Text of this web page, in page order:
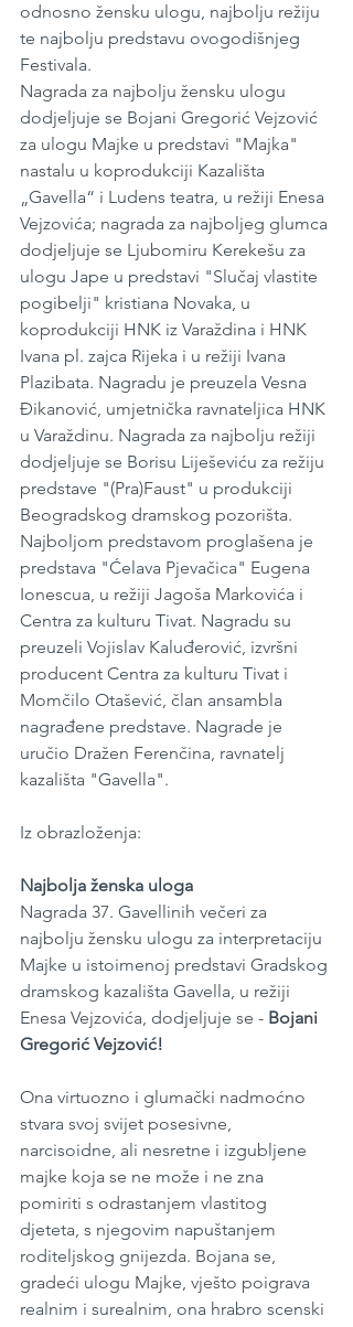
odnosno žensku ulogu, najbolju režiju
te najbolju predstavu ovogodišnjeg
Festivala.
Nagrada za najbolju žensku ulogu
dodjeljuje se Bojani Gregorić Vejzović
za ulogu Majke u predstavi "Majka"
nastalu u koprodukciji Kazališta
„Gavella“ i Ludens teatra, u režiji Enesa
Vejzovića; nagrada za najboljeg glumca
dodjeljuje se Ljubomiru Kerekešu za
ulogu Jape u predstavi "Slučaj vlastite
pogibelji" kristiana Novaka, u
koprodukciji HNK iz Varaždina i HNK
Ivana pl. zajca Rijeka i u režiji Ivana
Plazibata. Nagradu je preuzela Vesna
Đikanović, umjetnička ravnateljica HNK
u Varaždinu. Nagrada za najbolju režiji
dodjeljuje se Borisu Liješeviću za režiju
predstave "(Pra)Faust" u produkciji
Beogradskog dramskog pozorišta.
Najboljom predstavom proglašena je
predstava "Ćelava Pjevačica" Eugena
Ionescua, u režiji Jagoša Markovića i
Centra za kulturu Tivat. Nagradu su
preuzeli Vojislav Kaluđerović, izvršni
producent Centra za kulturu Tivat i
Momčilo Otašević, član ansambla
nagrađene predstave. Nagrade je
uručio Dražen Ferenčina, ravnatelj
kazališta "Gavella".
Iz obrazloženja:
Najbolja ženska uloga
Nagrada 37. Gavellinih večeri za
najbolju žensku ulogu za interpretaciju
Majke u istoimenoj predstavi Gradskog
dramskog kazališta Gavella, u režiji
Enesa Vejzovića, dodjeljuje se - Bojani
Gregorić Vejzović!
Ona virtuozno i glumački nadmoćno
stvara svoj svijet posesivne,
narcisoidne, ali nesretne i izgubljene
majke koja se ne može i ne zna
pomiriti s odrastanjem vlastitog
djeteta, s njegovim napuštanjem
roditeljskog gnijezda. Bojana se,
gradeći ulogu Majke, vješto poigrava
realnim i surealnim, ona hrabro scenski